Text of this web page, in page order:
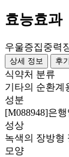
효능효과
우울증집중력
상세 정보 후
식약처 분류
기타의 순환계
성분
[M088948]은
성상
녹색의 장방형
모양